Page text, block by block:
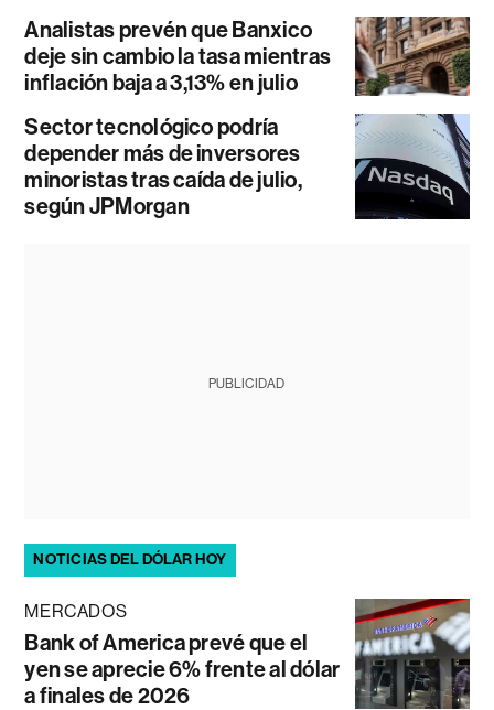
Analistas prevén que Banxico
deje sin cambio la tasa mientras
inflación baja a 3,13% en julio
Sector tecnológico podría
depender más de inversores
minoristas tras caída de julio,
según JPMorgan
PUBLICIDAD
NOTICIAS DEL DÓLAR HOY
MERCADOS
Bank of America prevé que el
yen se aprecie 6% frente al dólar
a finales de 2026